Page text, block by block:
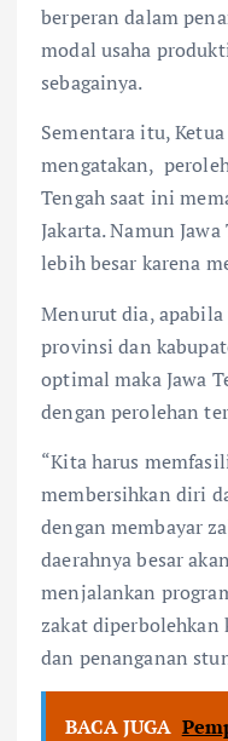
berperan dalam
modal usaha
sebagainya.
Sementara itu,
mengatakan,
Tengah saat ini
Jakarta. Namun
lebih besar karena
Menurut dia,
provinsi dan
optimal maka Jawa
dengan perolehan
“Kita harus
membersihkan diri
dengan membayar
daerahnya besar
menjalankan
zakat
dan penanganan
BACA JUGA